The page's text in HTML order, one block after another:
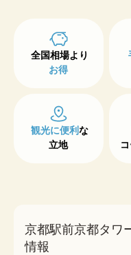
お得
観光に便利な
立地
京都駅前京都タワ
情報